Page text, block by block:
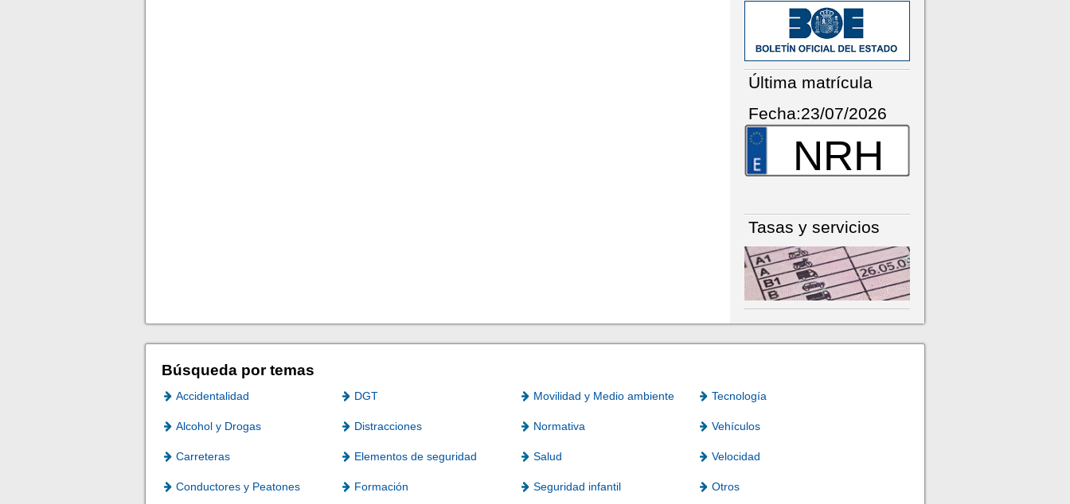
Última matrícula
Fecha:23/07/2026
NRH
Tasas y servicios
Búsqueda por temas
Accidentalidad DGT Movilidad y Medio ambiente Tecnología
Alcohol y Drogas Distracciones Normativa Vehículos
Carreteras Elementos de seguridad Salud Velocidad
Conductores y Peatones Formación Seguridad infantil Otros